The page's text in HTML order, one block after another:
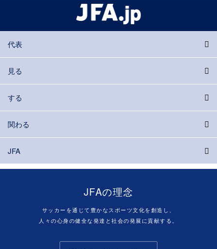
代表
見る
する
関わる
JFA
JFAの理念
サッカーを通じて豊かなスポーツ文化を創造し、
人々の心身の健全な発達と社会の発展に貢献する。